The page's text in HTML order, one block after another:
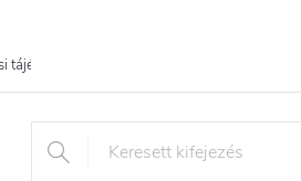
tájékoztató